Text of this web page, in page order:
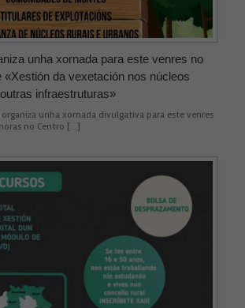
unha xornada para este venres no
«Xestión da vexetación nos núcleos
infraestruturas»
organiza unha xornada divulgativa para este venres
no Centro […]
ver contenido
personalizados.